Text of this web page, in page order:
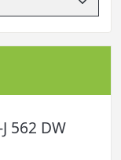
562 DW